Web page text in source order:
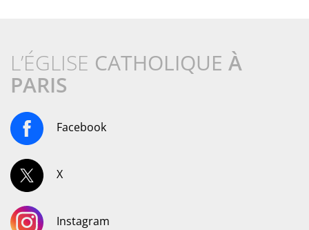
L’ÉGLISE CATHOLIQUE À
PARIS
Facebook
X
Instagram